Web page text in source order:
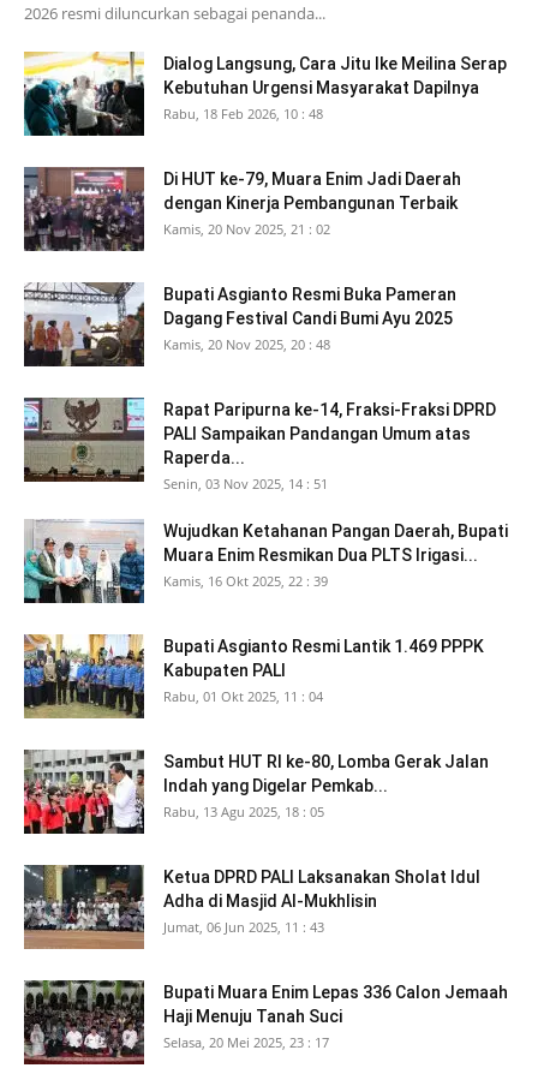
2026 resmi diluncurkan sebagai penanda...
Dialog Langsung, Cara Jitu Ike Meilina Serap
Kebutuhan Urgensi Masyarakat Dapilnya
Rabu, 18 Feb 2026, 10 : 48
Di HUT ke-79, Muara Enim Jadi Daerah
dengan Kinerja Pembangunan Terbaik
Kamis, 20 Nov 2025, 21 : 02
Bupati Asgianto Resmi Buka Pameran
Dagang Festival Candi Bumi Ayu 2025
Kamis, 20 Nov 2025, 20 : 48
Rapat Paripurna ke-14, Fraksi-Fraksi DPRD
PALI Sampaikan Pandangan Umum atas
Raperda...
Senin, 03 Nov 2025, 14 : 51
Wujudkan Ketahanan Pangan Daerah, Bupati
Muara Enim Resmikan Dua PLTS Irigasi...
Kamis, 16 Okt 2025, 22 : 39
Bupati Asgianto Resmi Lantik 1.469 PPPK
Kabupaten PALI
Rabu, 01 Okt 2025, 11 : 04
Sambut HUT RI ke-80, Lomba Gerak Jalan
Indah yang Digelar Pemkab...
Rabu, 13 Agu 2025, 18 : 05
Ketua DPRD PALI Laksanakan Sholat Idul
Adha di Masjid Al-Mukhlisin
Jumat, 06 Jun 2025, 11 : 43
Bupati Muara Enim Lepas 336 Calon Jemaah
Haji Menuju Tanah Suci
Selasa, 20 Mei 2025, 23 : 17